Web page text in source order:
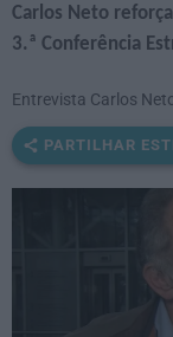
Carlos Neto
3.ª Conferência
Entrevista Carlos
PARTILHAR